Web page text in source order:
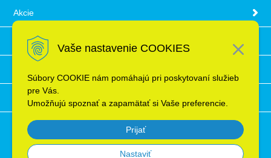
Vaše nastavenie COOKIES
Súbory COOKIE nám pomáhajú pri poskytovaní služieb
pre Vás.
Umožňujú spoznať a zapamätať si Vaše preferencie.
Prijať
Nastaviť
Akcie
Obchodné podmienky
Ochrana osobných údajov